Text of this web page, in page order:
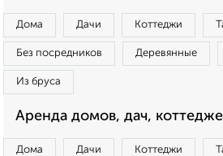
Дома Дачи Коттеджи
Без посредников Деревянные
Из бруса
Аренда домов, дач,
Дома Дачи Коттеджи